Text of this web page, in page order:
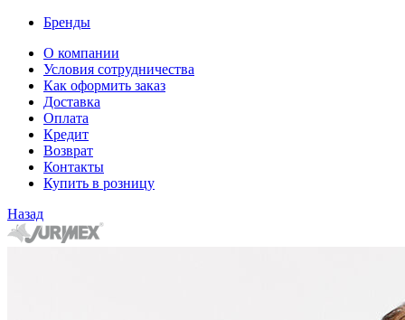
Бренды
О компании
Условия сотрудничества
Как оформить заказ
Доставка
Оплата
Кредит
Возврат
Контакты
Купить в розницу
Назад